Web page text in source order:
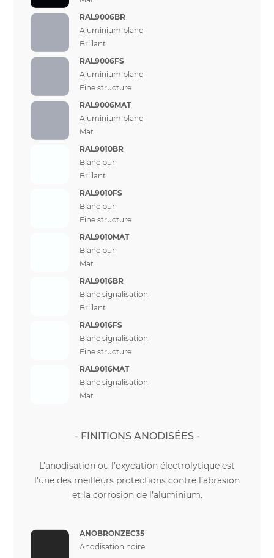
RAL9006BR
Aluminium blanc
Brillant
RAL9006FS
Aluminium blanc
Fine structure
RAL9006MAT
Aluminium blanc
Mat
RAL9010BR
Blanc pur
Brillant
RAL9010FS
Blanc pur
Fine structure
RAL9010MAT
Blanc pur
Mat
RAL9016BR
Blanc signalisation
Brillant
RAL9016FS
Blanc signalisation
Fine structure
RAL9016MAT
Blanc signalisation
Mat
FINITIONS ANODISÉES
L’anodisation ou l’oxydation électrolytique est
l’une des meilleurs protections contre l’abrasion
et la corrosion de l’aluminium.
ANOBRONZEC35
Anodisation noire